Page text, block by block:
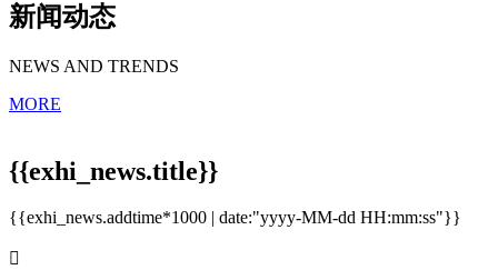
新闻动态
NEWS AND TRENDS
MORE
{{exhi_news.title}}
{{exhi_news.addtime*1000 | date:"yyyy-MM-dd HH:mm:ss"}}
